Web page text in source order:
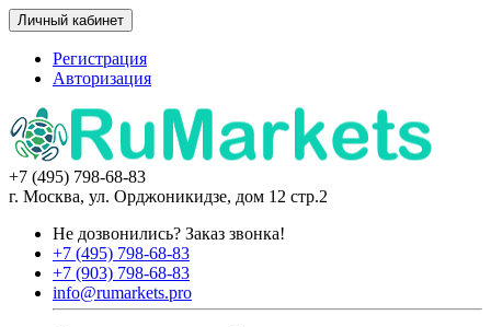
Личный кабинет
Регистрация
Авторизация
+7 (495) 798-68-83
г. Москва, ул. Орджоникидзе, дом 12 стр.2
Не дозвонились? Заказ звонка!
+7 (495) 798-68-83
+7 (903) 798-68-83
info@rumarkets.pro